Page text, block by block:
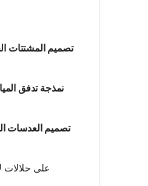
تصميم المشتتات
نمذجة تدفق
تصميم العدسات